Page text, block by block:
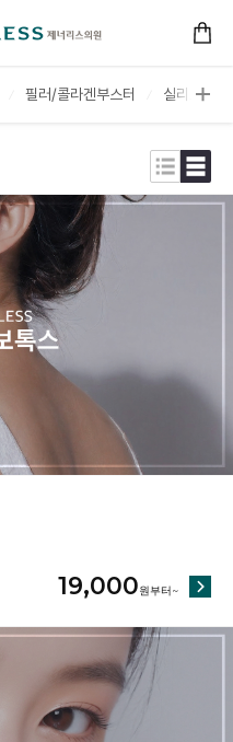
필러/콜라겐부스터 실리프팅/
19,000